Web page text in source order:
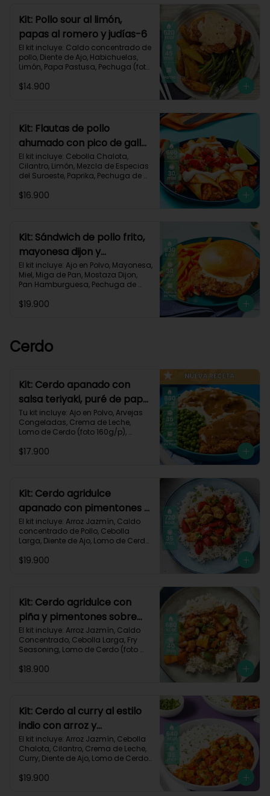
Kit: Pollo sour al limón,
papas al romero y judías-6
El kit incluye: Caldo concentrado de
pollo, Diente de Ajo, Habichuelas,
Limón, Papa Pastusa, Pechuga (foto
Romero, Sour Cream y Receta
Proteínas 41g
$14.900
Kit: Flautas de pollo
ahumado con pico de gallo
y sour cream-134
El kit incluye: Cebolla Chalota,
Cilantro, Limón, Mezcla de Especias
del Suroeste, Paprika, Pechuga de
Tomate, Tortillas de Harina, Receta
Grasas 30g | Proteínas 40g
$16.900
Kit: Sándwich de pollo frito,
mayonesa dijon y
zanahorias asadas-79
El kit incluye: Ajo en Polvo, Mayonesa,
Miel, Miga de Pan, Mostaza Dijon,
Pan Hamburguesa, Pechuga de
Zanahoria.Receta Impresa.
$19.900
Cerdo
Kit: Cerdo apanado con
salsa teriyaki, puré de papa
al ajillo y arvejas-150
Tu kit incluye: Ajo en Polvo, Arvejas
Congeladas, Crema de Leche,
Lomo de Cerdo (foto 160g/p),
Pastusa, Salsa teriyaki, Receta
Grasas 45g | Proteínas 40g
$17.900
Kit: Cerdo agridulce
apanado con pimentones y
arroz jazmín-116
El kit incluye: Arroz Jazmín, Caldo
concentrado de Pollo, Cebolla
Larga, Diente de Ajo, Lomo de Cerdo
Pimentón Rojo, Salsa de Soya,
Carbohidratos 87g | Grasas 21g |
Proteínas 44g
$19.900
Kit: Cerdo agridulce con
piña y pimentones sobre
arroz jazmín-101
El kit incluye: Arroz Jazmín, Caldo
Concentrado, Cebolla Larga, Fry
Seasoning, Lomo de Cerdo (foto
Piña, Salsa de Soya, Vinagre de
Proteínas 41g
$18.900
Kit: Cerdo al curry al estilo
indio con arroz y
pimentón-73
El kit incluye: Arroz Jazmín, Cebolla
Chalota, Cilantro, Crema de Leche,
Curry, Diente de Ajo, Lomo de Cerdo
Rojo, Sour Cream, Receta Impresa.
$19.900